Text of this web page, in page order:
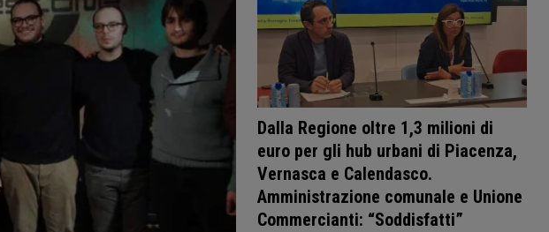
Dalla Regione oltre 1,3 milioni di
euro per gli hub urbani di Piacenza,
Vernasca e Calendasco.
Amministrazione comunale e Unione
Commercianti: “Soddisfatti”